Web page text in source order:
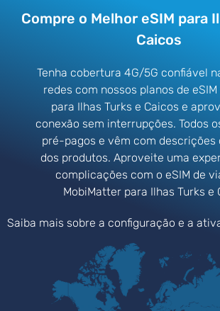
Compre o Melhor eSIM para
Caicos
Tenha cobertura 4G/5G confiável
redes com nossos planos de
para Ilhas Turks e Caicos e
conexão sem interrupções. Todos
pré-pagos e vêm com descrições
dos produtos. Aproveite uma
complicações com o eSIM de
MobiMatter para Ilhas Turks e
Saiba mais sobre a configuração e a